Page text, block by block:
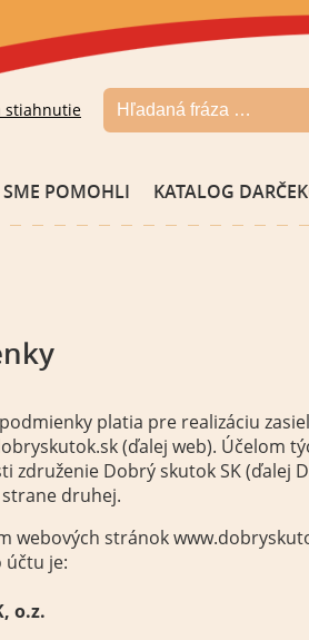
stiahnutie
POMOHLI KATALOG
platia pre realizáciu
(ďalej web). Účelom
združenie Dobrý skutok SK (ďalej
druhej.
webových stránok
je:
o.z.